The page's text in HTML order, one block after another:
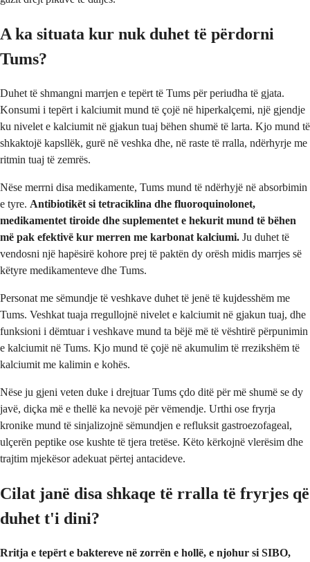
A ka situata kur nuk duhet të përdorni
Tums?
Duhet të shmangni marrjen e tepërt të Tums për periudha të gjata.
Konsumi i tepërt i kalciumit mund të çojë në hiperkalçemi, një gjendje
ku nivelet e kalciumit në gjakun tuaj bëhen shumë të larta. Kjo mund të
shkaktojë kapsllëk, gurë në veshka dhe, në raste të rralla, ndërhyrje me
ritmin tuaj të zemrës.
Nëse merrni disa medikamente, Tums mund të ndërhyjë në absorbimin
e tyre. Antibiotikët si tetraciklina dhe fluoroquinolonet,
medikamentet tiroide dhe suplementet e hekurit mund të bëhen
më pak efektivë kur merren me karbonat kalciumi. Ju duhet të
vendosni një hapësirë kohore prej të paktën dy orësh midis marrjes së
këtyre medikamenteve dhe Tums.
Personat me sëmundje të veshkave duhet të jenë të kujdesshëm me
Tums. Veshkat tuaja rregullojnë nivelet e kalciumit në gjakun tuaj, dhe
funksioni i dëmtuar i veshkave mund ta bëjë më të vështirë përpunimin
e kalciumit në Tums. Kjo mund të çojë në akumulim të rrezikshëm të
kalciumit me kalimin e kohës.
Nëse ju gjeni veten duke i drejtuar Tums çdo ditë për më shumë se dy
javë, diçka më e thellë ka nevojë për vëmendje. Urthi ose fryrja
kronike mund të sinjalizojnë sëmundjen e refluksit gastroezofageal,
ulçerën peptike ose kushte të tjera tretëse. Këto kërkojnë vlerësim dhe
trajtim mjekësor adekuat përtej antacideve.
Cilat janë disa shkaqe të rralla të fryrjes që
duhet t'i dini?
Rritja e tepërt e baktereve në zorrën e hollë, e njohur si SIBO,